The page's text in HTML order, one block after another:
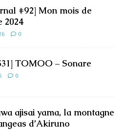
#92] Mon mois de
2024
0
TOMOO – Sonare
0
ajisai yama, la montagne
d’Akiruno